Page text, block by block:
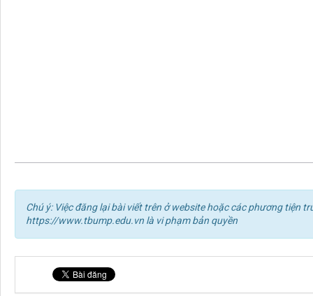
Chú ý: Việc đăng lại bài viết trên ở website hoặc các phương tiện
https://www.tbump.edu.vn là vi phạm bản quyền